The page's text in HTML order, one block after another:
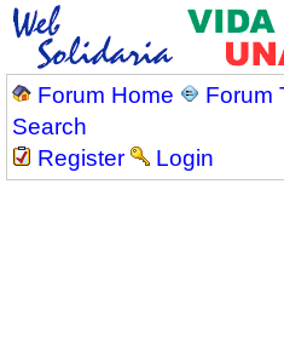
Forum Home Forum
Search
Register
Login